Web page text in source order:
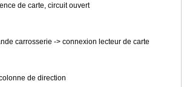
de carte, circuit ouvert
carrosserie -> connexion lecteur de carte
de direction